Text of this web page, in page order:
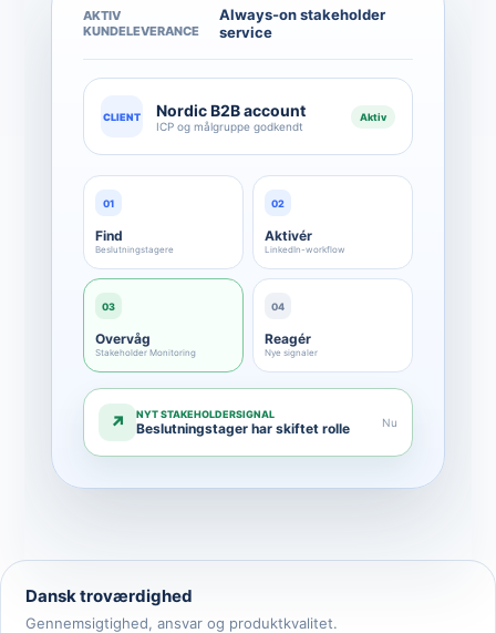
AKTIV
KUNDELEVERANCE
Always-on stakeholder
service
CLIENT Nordic B2B account
ICP og målgruppe godkendt
Aktiv
01
Find
Beslutningstagere
02
Aktivér
LinkedIn-workflow
03
Overvåg
Stakeholder Monitoring
04
Reagér
Nye signaler
↗ NYT STAKEHOLDERSIGNAL
Beslutningstager har skiftet rolle Nu
Dansk troværdighed
Gennemsigtighed, ansvar og produktkvalitet.